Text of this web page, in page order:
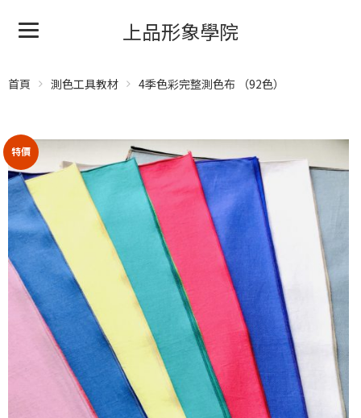
上品形象學院
首頁 測色工具教材 4季色彩完整測色布 （92色）
特價